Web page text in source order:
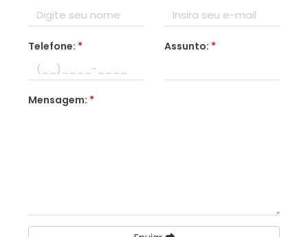
Telefone: * Assunto: *
Mensagem: *